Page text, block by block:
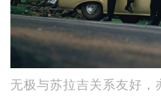
无极与苏拉吉关系友好，